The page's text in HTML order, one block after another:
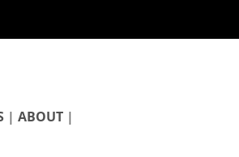
| ABOUT |